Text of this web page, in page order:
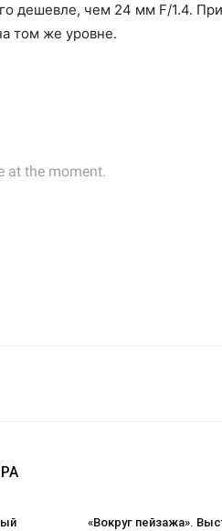
дешевле, чем 24 мм F/1.4.
том же уровне.
«Вокруг пейзажа».